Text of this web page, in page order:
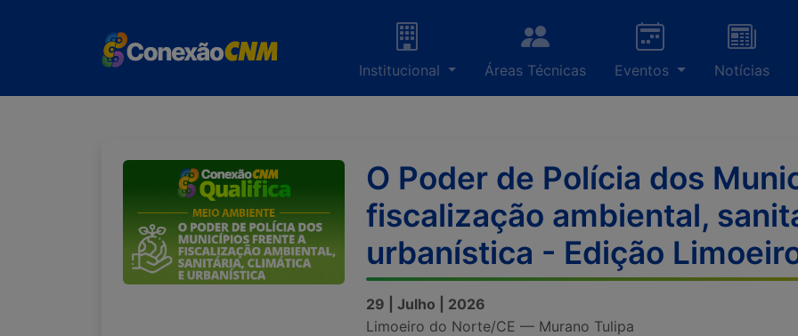
Institucional Áreas Técnicas Eventos Notícias
O Poder de Polícia dos
fiscalização ambiental,
urbanística - Edição
29 | Julho | 2026
Limoeiro do Norte/CE — Murano Tulipa